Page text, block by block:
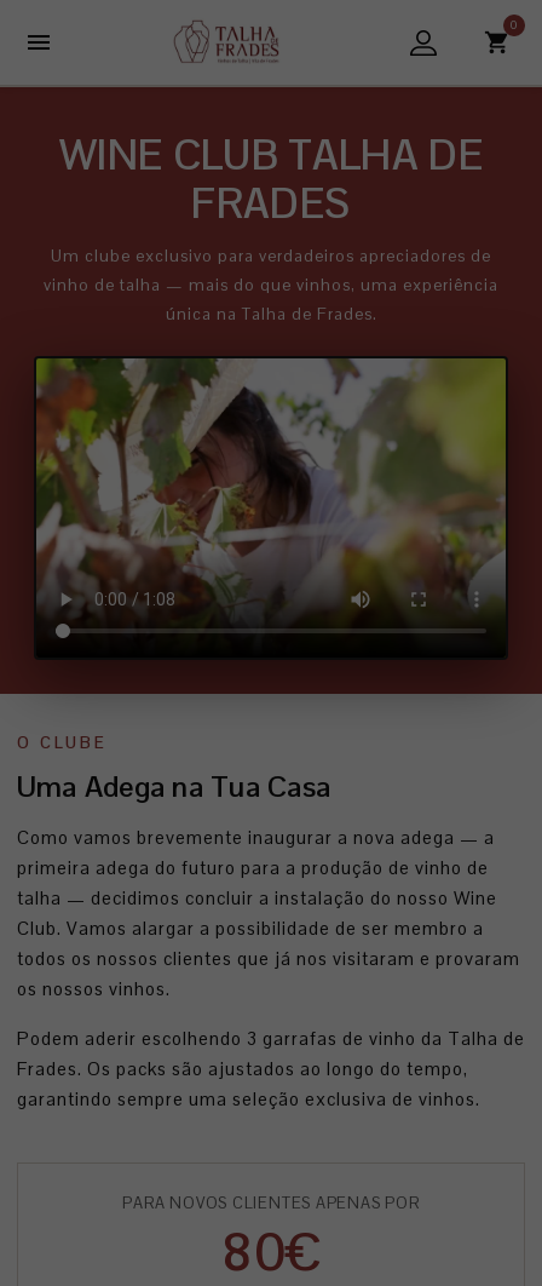

0
WINE CLUB TALHA DE
FRADES
Um clube exclusivo para verdadeiros apreciadores de
vinho de talha — mais do que vinhos, uma experiência
única na Talha de Frades.
O CLUBE
Uma Adega na Tua Casa
Como vamos brevemente inaugurar a nova adega — a
primeira adega do futuro para a produção de vinho de
talha — decidimos concluir a instalação do nosso Wine
Club. Vamos alargar a possibilidade de ser membro a
todos os nossos clientes que já nos visitaram e provaram
os nossos vinhos.
Podem aderir escolhendo 3 garrafas de vinho da Talha de
Frades. Os packs são ajustados ao longo do tempo,
garantindo sempre uma seleção exclusiva de vinhos.
PARA NOVOS CLIENTES APENAS POR
80€